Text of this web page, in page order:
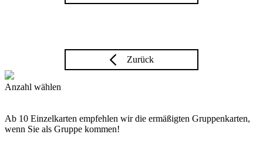
Zurück
Anzahl wählen
Ab 10 Einzelkarten empfehlen wir die ermäßigten Gruppenkarten,
wenn Sie als Gruppe kommen!